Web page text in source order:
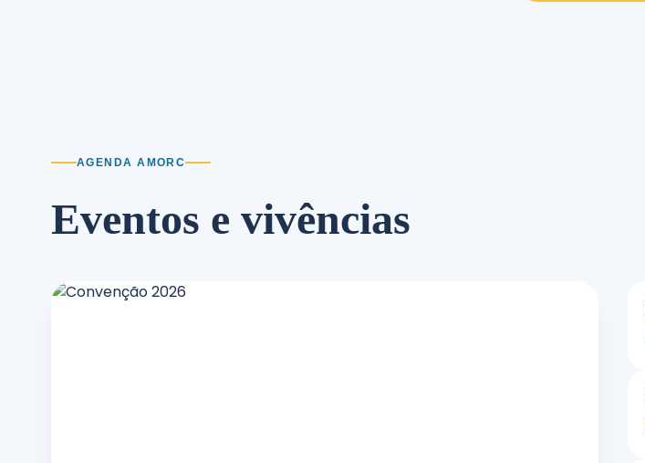
AGENDA AMORC
Eventos e vivências